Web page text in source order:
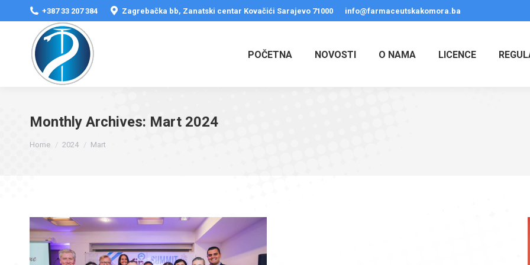
+387 33 207 384 Zagrebačka bb, Zanatski centar Kovačići Sarajevo 71000 info@farmaceutskakomora.ba
POČETNA NOVOSTI O NAMA LICENCE
Monthly Archives: Mart 2024
Home 2024 Mart